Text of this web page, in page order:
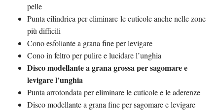
pelle
Punta cilindrica per eliminare le cuticole anche nelle zone
più difficili
Cono esfoliante a grana fine per levigare
Cono in feltro per pulire e lucidare l’unghia
Disco modellante a grana grossa per sagomare e
levigare l’unghia
Punta arrotondata per eliminare le cuticole e le aderenze
Disco modellante a grana fine per sagomare e levigare